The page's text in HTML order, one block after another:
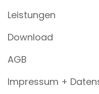
Leistungen
Download
AGB
Impressum +